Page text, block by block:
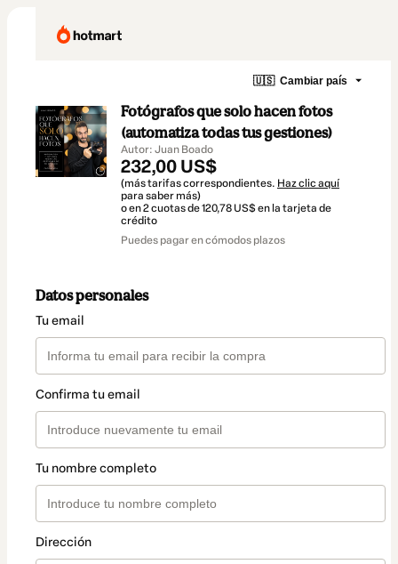
🇺🇸 Cambiar país
Fotógrafos que solo hacen fotos
(automatiza todas tus gestiones)
Autor: Juan Boado
232,00 US$
(más tarifas correspondientes. Haz clic aquí
para saber más)
o en 2 cuotas de 120,78 US$ en la tarjeta de
crédito
Puedes pagar en cómodos plazos
Datos personales
Tu email
Confirma tu email
Tu nombre completo
Dirección